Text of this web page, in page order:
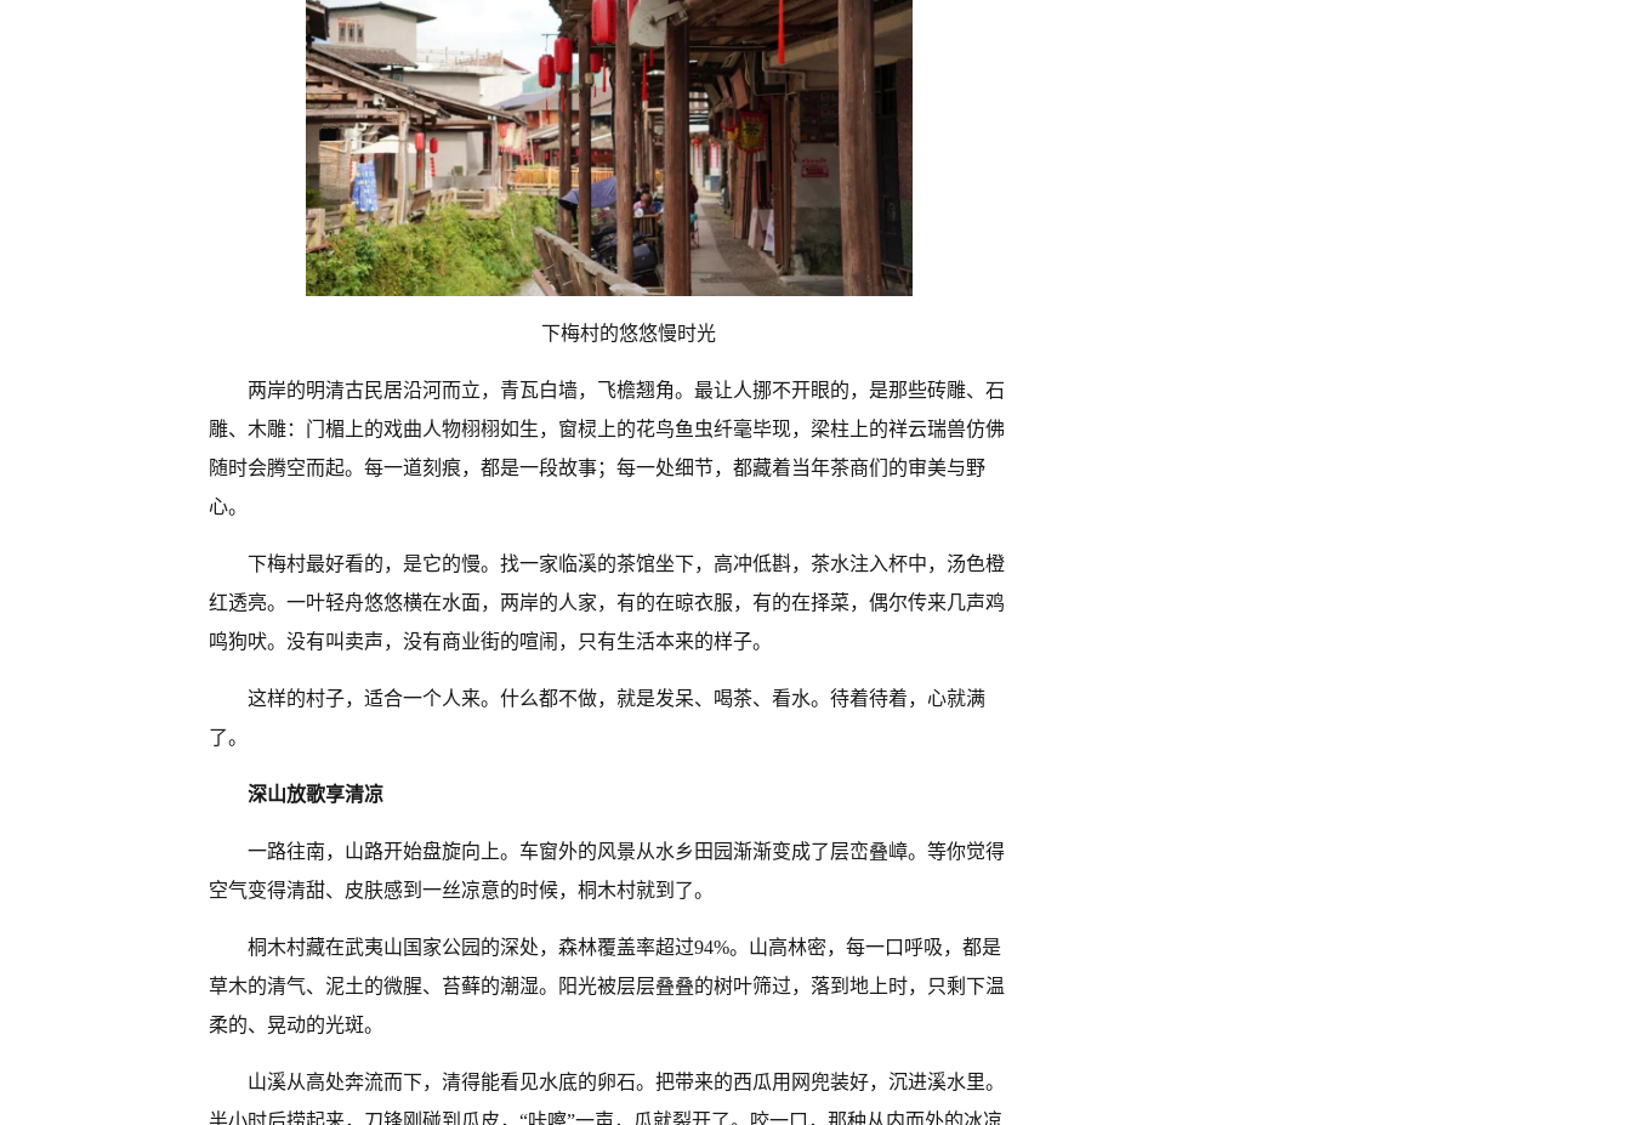
下梅村的悠悠慢时光
两岸的明清古民居沿河而立，青瓦白墙，飞檐翘角。最让人挪不开眼的，是那些砖雕、石
雕、木雕：门楣上的戏曲人物栩栩如生，窗棂上的花鸟鱼虫纤毫毕现，梁柱上的祥云瑞兽仿佛
随时会腾空而起。每一道刻痕，都是一段故事；每一处细节，都藏着当年茶商们的审美与野
心。
下梅村最好看的，是它的慢。找一家临溪的茶馆坐下，高冲低斟，茶水注入杯中，汤色橙
红透亮。一叶轻舟悠悠横在水面，两岸的人家，有的在晾衣服，有的在择菜，偶尔传来几声鸡
鸣狗吠。没有叫卖声，没有商业街的喧闹，只有生活本来的样子。
这样的村子，适合一个人来。什么都不做，就是发呆、喝茶、看水。待着待着，心就满
了。
深山放歌享清凉
一路往南，山路开始盘旋向上。车窗外的风景从水乡田园渐渐变成了层峦叠嶂。等你觉得
空气变得清甜、皮肤感到一丝凉意的时候，桐木村就到了。
桐木村藏在武夷山国家公园的深处，森林覆盖率超过94%。山高林密，每一口呼吸，都是
草木的清气、泥土的微腥、苔藓的潮湿。阳光被层层叠叠的树叶筛过，落到地上时，只剩下温
柔的、晃动的光斑。
山溪从高处奔流而下，清得能看见水底的卵石。把带来的西瓜用网兜装好，沉进溪水里。
半小时后捞起来，刀锋刚碰到瓜皮，“咔嚓”一声，瓜就裂开了。咬一口，那种从内而外的冰凉